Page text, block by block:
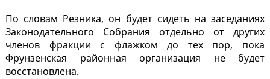
По словам Резника, он будет сидеть на заседаниях
Законодательного Собрания отдельно от других
членов фракции с флажком до тех пор, пока
Фрунзенская районная организация не будет
восстановлена.